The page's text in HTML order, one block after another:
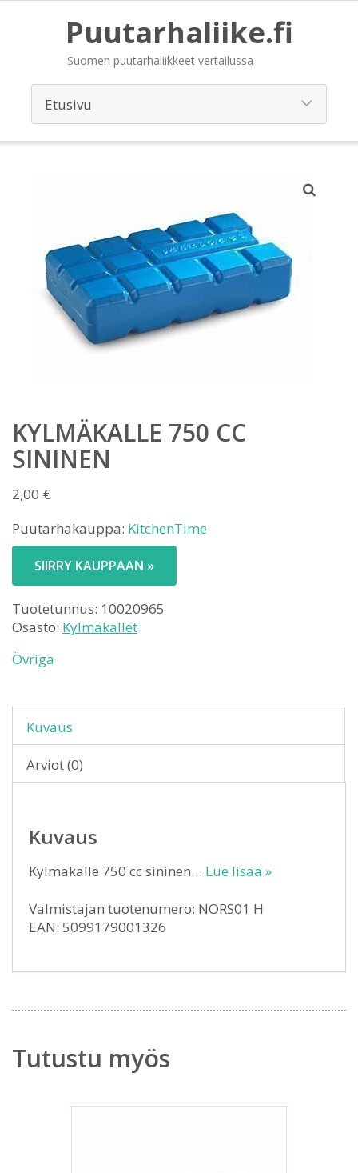
Puutarhaliike.fi
Suomen puutarhaliikkeet vertailussa
KYLMÄKALLE 750 CC
SININEN
2,00 €
Puutarhakauppa: KitchenTime
SIIRRY KAUPPAAN »
Tuotetunnus: 10020965
Osasto: Kylmäkallet
Övriga
Kuvaus
Arviot (0)
Kuvaus
Kylmäkalle 750 cc sininen… Lue lisää »
Valmistajan tuotenumero: NORS01 H
EAN: 5099179001326
Tutustu myös